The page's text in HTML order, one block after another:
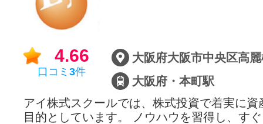
4.66
口コミ 3件
大阪府・本町駅
アイ株式スクールでは、株式投資で着実に資
目的としています。 ノウハウを習得し、す